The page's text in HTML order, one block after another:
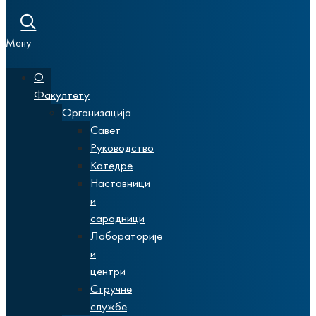
Мену
О
Факултету
Организација
Савет
Руководство
Катедре
Наставници
и
сарадници
Лабораторије
и
центри
Стручне
службе